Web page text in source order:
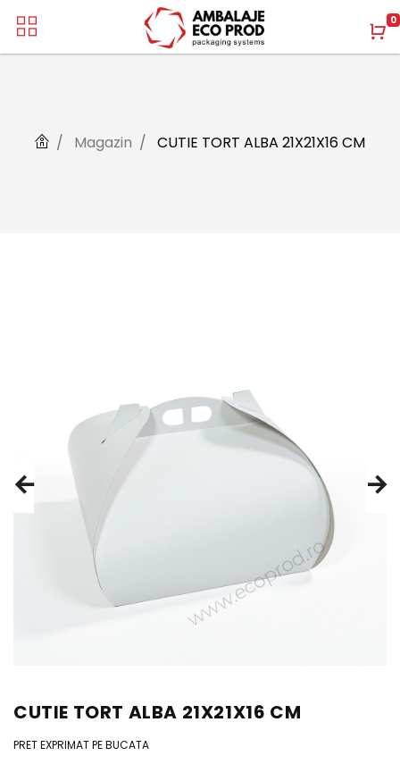
0
Magazin CUTIE TORT ALBA 21X21X16 CM
CUTIE TORT ALBA 21X21X16 CM
PRET EXPRIMAT PE BUCATA